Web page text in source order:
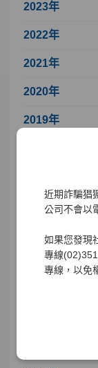
近期詐騙猖
公司不會以
如果您發現
專線
專線，以免
2023年
2022年
2021年
2020年
2019年
2016年
2015年
2014年